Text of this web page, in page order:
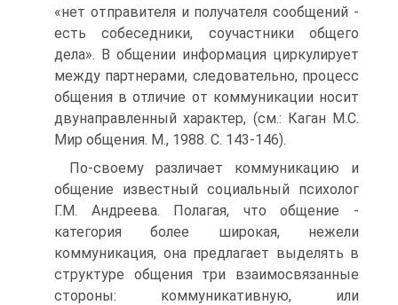
«нет отправителя и получателя сообщений -
есть собеседники, соучастники общего
дела». В общении информация циркулирует
между партнерами, следовательно, процесс
общения в отличие от коммуникации носит
двунаправленный характер, (см.: Каган М.С.
Мир общения. М., 1988. С. 143-146).
По-своему различает коммуникацию и
общение известный социальный психолог
Г.М. Андреева. Полагая, что общение -
категория более широкая, нежели
коммуникация, она предлагает выделять в
структуре общения три взаимосвязанные
стороны: коммуникативную, или